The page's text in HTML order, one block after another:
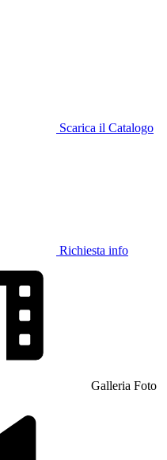
Scarica il Catalogo
Richiesta info
Galleria Foto